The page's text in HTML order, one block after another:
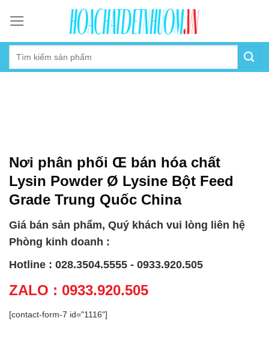
content
Nơi phân phối Œ bán hóa chất
Lysin Powder Ø Lysine Bột Feed
Grade Trung Quốc China
Giá bán sản phẩm, Quý khách vui lòng liên hệ
Phòng kinh doanh :
Hotline : 028.3504.5555 - 0933.920.505
ZALO : 0933.920.505
[contact-form-7 id="1116"]